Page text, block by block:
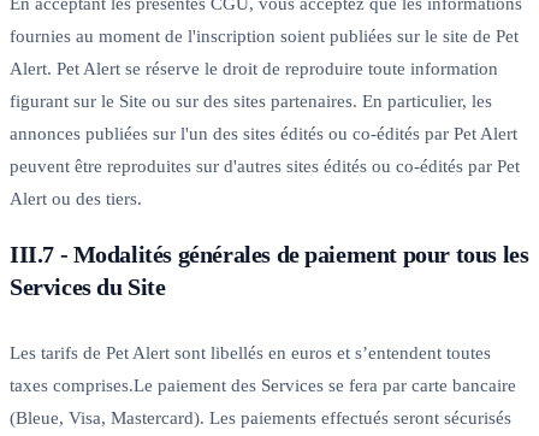
fournies au moment de l'inscription soient publiées sur le site de Pet
Alert. Pet Alert se réserve le droit de reproduire toute information
figurant sur le Site ou sur des sites partenaires. En particulier, les
annonces publiées sur l'un des sites édités ou co-édités par Pet Alert
peuvent être reproduites sur d'autres sites édités ou co-édités par Pet
Alert ou des tiers.
III.7 - Modalités générales de paiement pour tous les
Services du Site
Les tarifs de Pet Alert sont libellés en euros et s’entendent toutes
taxes comprises.Le paiement des Services se fera par carte bancaire
(Bleue, Visa, Mastercard). Les paiements effectués seront sécurisés